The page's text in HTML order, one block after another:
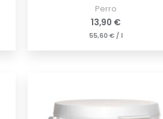
Perro
13,90 €
55,60€ / l